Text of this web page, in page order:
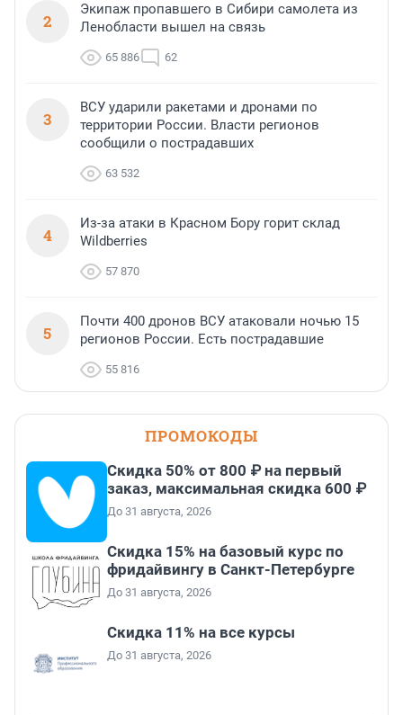
2
Экипаж пропавшего в Сибири самолета из
Ленобласти вышел на связь
65 886 62
3
ВСУ ударили ракетами и дронами по
территории России. Власти регионов
сообщили о пострадавших
63 532
4
Из-за атаки в Красном Бору горит склад
Wildberries
57 870
5
Почти 400 дронов ВСУ атаковали ночью 15
регионов России. Есть пострадавшие
55 816
ПРОМОКОДЫ
Скидка 50% от 800 ₽ на первый
заказ, максимальная скидка 600 ₽
До 31 августа, 2026
Скидка 15% на базовый курс по
фридайвингу в Санкт-Петербурге
До 31 августа, 2026
Скидка 11% на все курсы
До 31 августа, 2026